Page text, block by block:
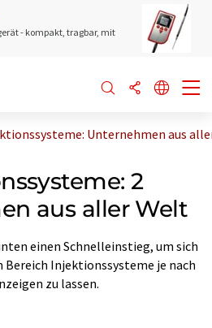
- kompakt, tragbar, mit
Unternehmen aus
2
aus aller Welt
einen Schnelleinstieg, um sich
Injektionssysteme je nach
zu lassen.